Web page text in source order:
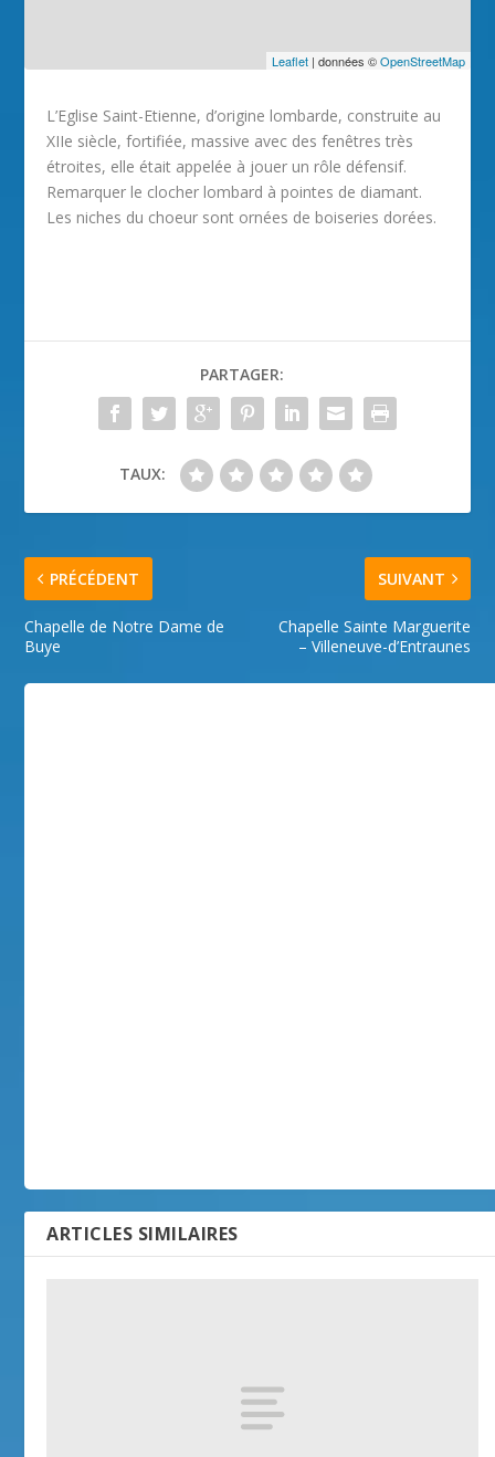
Leaflet| données ©OpenStreetMap
L’Eglise Saint-Etienne, d’origine lombarde, construite au
XIIe siècle, fortifiée, massive avec des fenêtres très
étroites, elle était appelée à jouer un rôle défensif.
Remarquer le clocher lombard à pointes de diamant.
Les niches du choeur sont ornées de boiseries dorées.
PARTAGER:
TAUX:
PRÉCÉDENT
Chapelle de Notre Dame de
Buye
SUIVANT
Chapelle Sainte Marguerite
– Villeneuve-d’Entraunes
ARTICLES SIMILAIRES